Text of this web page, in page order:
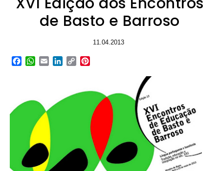
de Basto e Barroso
11.04.2013
Facebook
WhatsApp
EmailLinkedIn
Copy